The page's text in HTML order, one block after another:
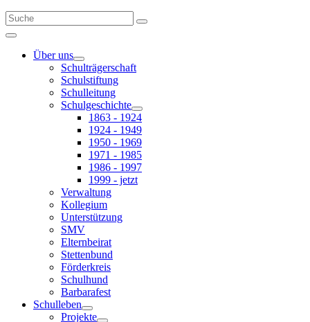
Über uns
Schulträgerschaft
Schulstiftung
Schulleitung
Schulgeschichte
1863 - 1924
1924 - 1949
1950 - 1969
1971 - 1985
1986 - 1997
1999 - jetzt
Verwaltung
Kollegium
Unterstützung
SMV
Elternbeirat
Stettenbund
Förderkreis
Schulhund
Barbarafest
Schulleben
Projekte